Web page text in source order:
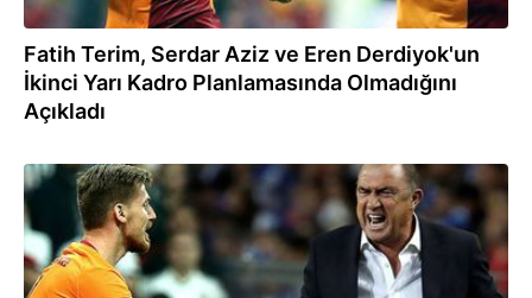
Fatih Terim, Serdar Aziz ve Eren Derdiyok'un
İkinci Yarı Kadro Planlamasında Olmadığını
Açıkladı
03.01.2019